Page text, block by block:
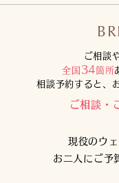
ご相談
全国34箇所
相談予約すると、
ご相談・
現役のウ
お二人にご予